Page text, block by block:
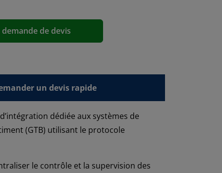
de devis
un devis rapide
dédiée aux systèmes de
(GTB) utilisant le protocole
le contrôle et la supervision des